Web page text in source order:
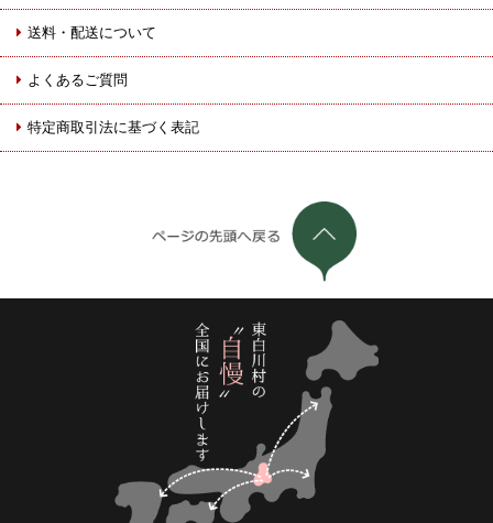
送料・配送について
よくあるご質問
特定商取引法に基づく表記